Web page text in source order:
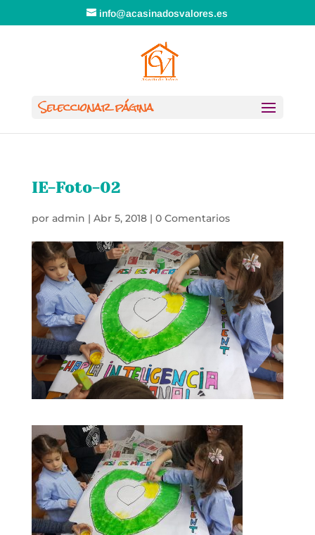
info@acasinadosvalores.es
Seleccionar página
IE-Foto-02
por admin | Abr 5, 2018| 0 Comentarios